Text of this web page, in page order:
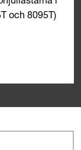
och 8095T)